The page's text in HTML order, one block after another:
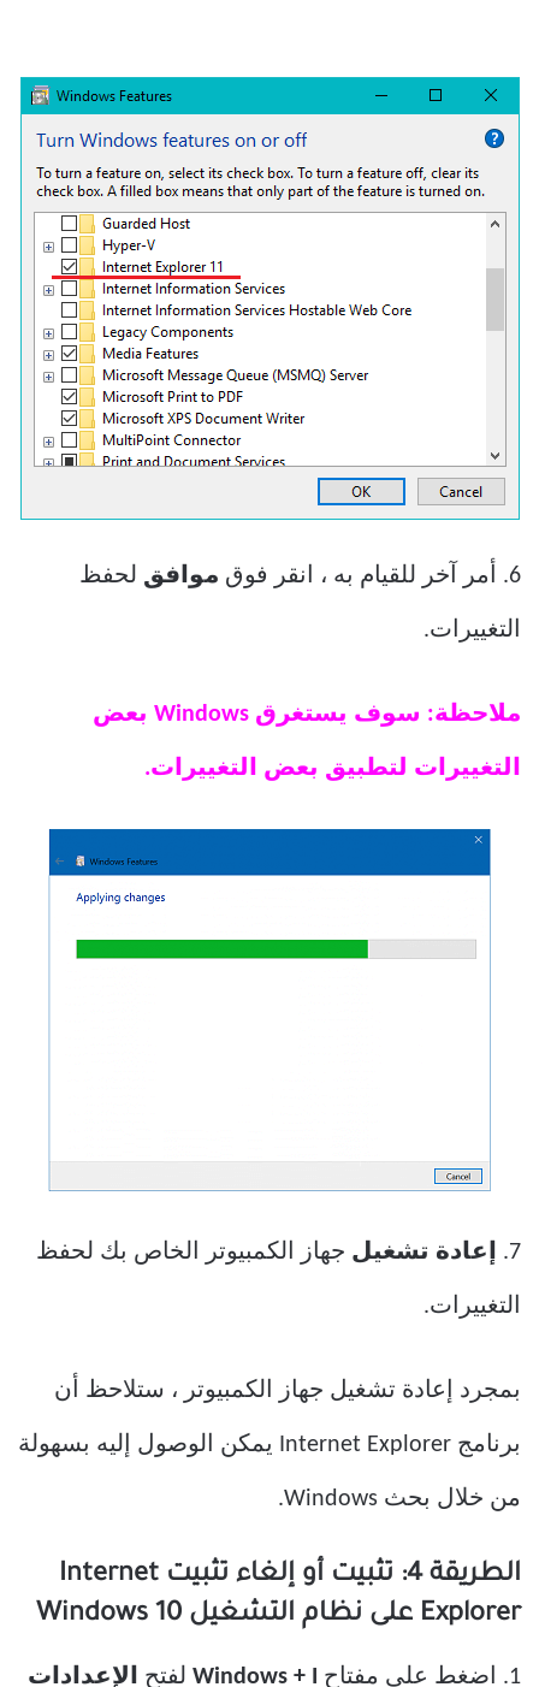
6. أمر آخر للقيام به ، انقر فوق موافق لحفظ
التغييرات.
ملاحظة: سوف يستغرق Windows بعض
التغييرات لتطبيق بعض التغييرات.
7. إعادة تشغيل جهاز الكمبيوتر الخاص بك لحفظ
التغييرات.
بمجرد إعادة تشغيل جهاز الكمبيوتر ، ستلاحظ أن
برنامج Internet Explorer يمكن الوصول إليه بسهولة
من خلال بحث Windows.
الطريقة 4: تثبيت أو إلغاء تثبيت Internet
Explorer على نظام التشغيل Windows 10
1. اضغط على مفتاح لفتح الإعدادات